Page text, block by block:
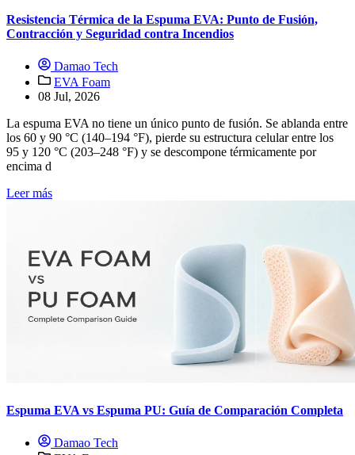
Resistencia Térmica de la Espuma EVA: Punto de Fusión,
Contracción y Seguridad contra Incendios
Damao Tech
EVA Foam
08 Jul, 2026
La espuma EVA no tiene un único punto de fusión. Se ablanda entre
los 60 y 90 °C (140–194 °F), pierde su estructura celular entre los
95 y 120 °C (203–248 °F) y se descompone térmicamente por
encima d
Leer más
Espuma EVA vs Espuma PU: Guía de Comparación Completa
Damao Tech